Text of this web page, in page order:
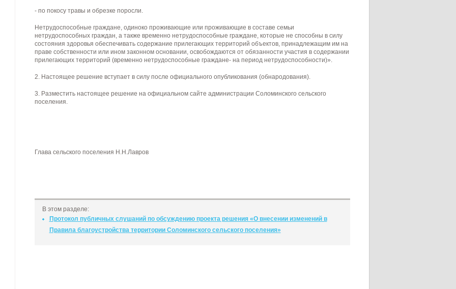
- по покосу травы и обрезке поросли.
Нетрудоспособные граждане, одиноко проживающие или проживающие в составе семьи
нетрудоспособных граждан, а также временно нетрудоспособные граждане, которые не способны в силу
состояния здоровья обеспечивать содержание прилегающих территорий объектов, принадлежащим им на
праве собственности или ином законном основании, освобождаются от обязанности участия в содержании
прилегающих территорий (временно нетрудоспособные граждане- на период нетрудоспособности)».
2. Настоящее решение вступает в силу после официального опубликования (обнародования).
3. Разместить настоящее решение на официальном сайте администрации Соломинского сельского
поселения.
Глава сельского поселения Н.Н.Лавров
В этом разделе:
Протокол публичных слушаний по обсуждению проекта решения «О внесении изменений в
Правила благоустройства территории Соломинского сельского поселения»